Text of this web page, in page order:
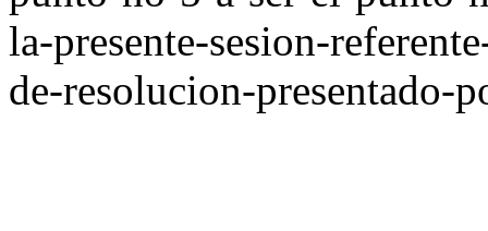
la-presente-sesion-
de-resolucion-presentado-